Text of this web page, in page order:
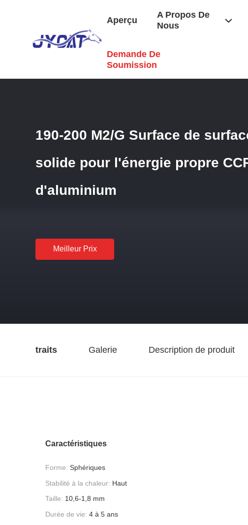
Aperçu
A Propos De
Nous
Demande De
Soumission
Catalyseur Ccr 190-200 M2/G Surface De
190-200 M2/G Surface de
solide pour l'énergie propre
d'aluminium
Meilleur Prix
traits Galerie Description de produit
Caractéristiques
Forme: Sphériques
Stabilité à la chaleur: Haut
Taille: 10,6-1,8 mm
Durée de vie: 4 à 5 ans